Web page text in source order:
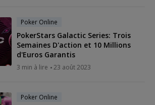
Poker Online
PokerStars Galactic Series: Trois
Semaines D'action et 10 Millions
d'Euros Garantis
3 min à lire 23 août 2023
Poker Online